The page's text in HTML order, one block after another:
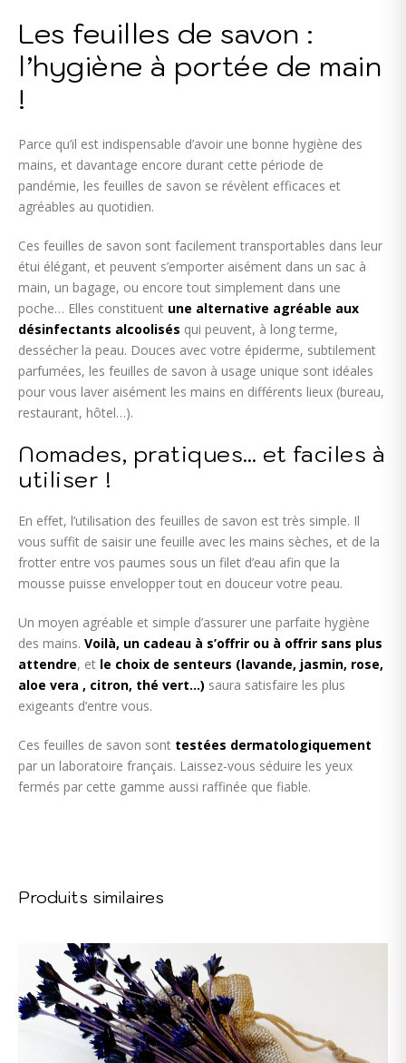
Les feuilles de savon :
l’hygiène à portée de main
!
Parce qu’il est indispensable d’avoir une bonne hygiène des
mains, et davantage encore durant cette période de
pandémie, les feuilles de savon se révèlent efficaces et
agréables au quotidien.
Ces feuilles de savon sont facilement transportables dans leur
étui élégant, et peuvent s’emporter aisément dans un sac à
main, un bagage, ou encore tout simplement dans une
poche… Elles constituent une alternative agréable aux
désinfectants alcoolisés qui peuvent, à long terme,
dessécher la peau. Douces avec votre épiderme, subtilement
parfumées, les feuilles de savon à usage unique sont idéales
pour vous laver aisément les mains en différents lieux (bureau,
restaurant, hôtel…).
Nomades, pratiques… et faciles à
utiliser !
En effet, l’utilisation des feuilles de savon est très simple. Il
vous suffit de saisir une feuille avec les mains sèches, et de la
frotter entre vos paumes sous un filet d’eau afin que la
mousse puisse envelopper tout en douceur votre peau.
Un moyen agréable et simple d’assurer une parfaite hygiène
des mains. Voilà, un cadeau à s’offrir ou à offrir sans plus
attendre, et le choix de senteurs (lavande, jasmin, rose,
aloe vera , citron, thé vert…) saura satisfaire les plus
exigeants d’entre vous.
Ces feuilles de savon sont testées dermatologiquement
par un laboratoire français. Laissez-vous séduire les yeux
fermés par cette gamme aussi raffinée que fiable.
Produits similaires